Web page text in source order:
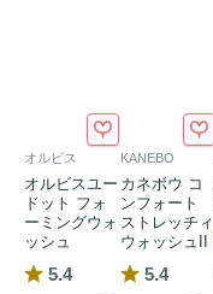
オルビス
オルビスユー
ドット フォ
ーミングウォ
ッシュ
5.4
KANEBO
カネボウ コ
ンフォート
ストレッチィ
ウォッシュII
5.4